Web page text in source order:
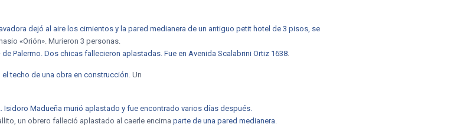
dejó al aire los cimientos y la pared medianera de un antiguo petit hotel de 3 pisos, se
«Orión». Murieron 3 personas.
Palermo. Dos chicas fallecieron aplastadas. Fue en Avenida Scalabrini Ortiz 1638.
el techo de una obra en construcción. Un
Isidoro Madueña murió aplastado y fue encontrado varios días después.
un obrero falleció aplastado al caerle encimaparte de una pared medianera.